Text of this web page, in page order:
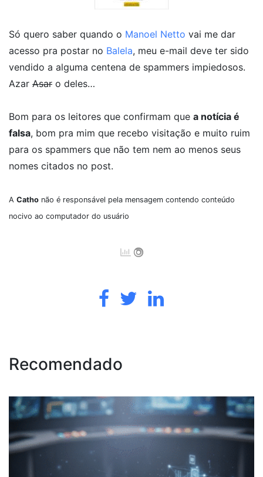
Só quero saber quando o Manoel Netto vai me dar
acesso pra postar no Balela, meu e-mail deve ter sido
vendido a alguma centena de spammers impiedosos.
Azar Asar o deles…
Bom para os leitores que confirmam que a notícia é
falsa, bom pra mim que recebo visitação e muito ruim
para os spammers que não tem nem ao menos seus
nomes citados no post.
A Catho não é responsável pela mensagem contendo conteúdo
nocivo ao computador do usuário
Recomendado